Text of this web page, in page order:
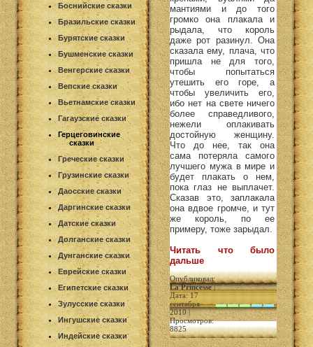
Боснийские сказки
Бразильские сказки
Бурятские сказки
Бушменские сказки
Венгерские сказки
Вепские сказки
Вьетнамские сказки
Гагаузские сказки
Герцеговинские
сказки
Греческие сказки
Грузинские сказки
Даосские сказки
Даргинские сказки
Датские сказки
Долганские сказки
Дунганские сказки
Еврейские сказки
Египетские сказки
Зулусские сказки
Ингушские сказки
Индейские сказки
мантиями и до того
громко она плакала и
рыдала, что король
даже рот разинул. Она
сказала ему, плача, что
пришла не для того,
чтобы попытаться
утешить его горе, а
чтобы увеличить его,
ибо нет на свете ничего
более справедливого,
нежели оплакивать
достойную женщину.
Что до нее, так она
сама потеряла самого
лучшего мужа в мире и
будет плакать о нем,
пока глаз не выплачет.
Сказав это, заплакала
она вдвое громче, и тут
же король, по ее
примеру, тоже зарыдал.
Читать что было
дальше
Опубликовал:
La Princesse|
Дата: 17
сентября
2010 |
Просмотров:
8825